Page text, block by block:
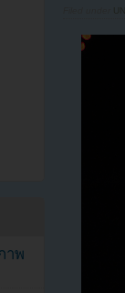
าพ